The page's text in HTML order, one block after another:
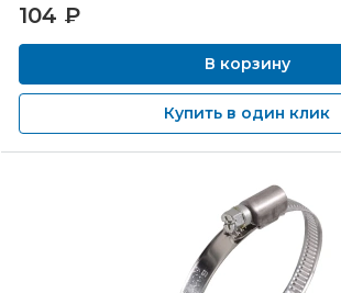
104 ₽
В корзину
Купить в один клик